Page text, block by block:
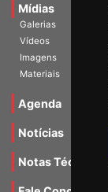
Mídias
Galerias
Vídeos
Imagens
Materiais
Agenda
Notícias
Notas Técnicas